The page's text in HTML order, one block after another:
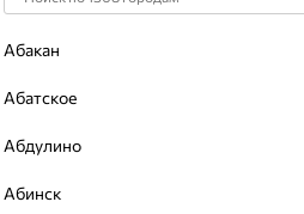
Абакан
Абатское
Абдулино
Абинск